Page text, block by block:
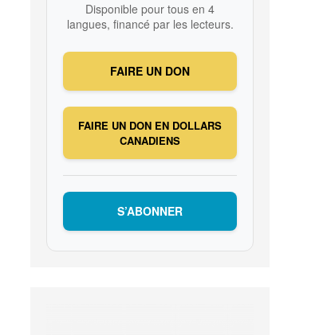
Disponible pour tous en 4
langues, financé par les lecteurs.
FAIRE UN DON
FAIRE UN DON EN DOLLARS
CANADIENS
S’ABONNER